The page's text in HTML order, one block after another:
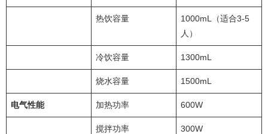
热饮容量
1000mL（适合3-5
人）
冷饮容量 1300mL
烧水容量 1500mL
电气性能 加热功率 600W
搅拌功率 300W